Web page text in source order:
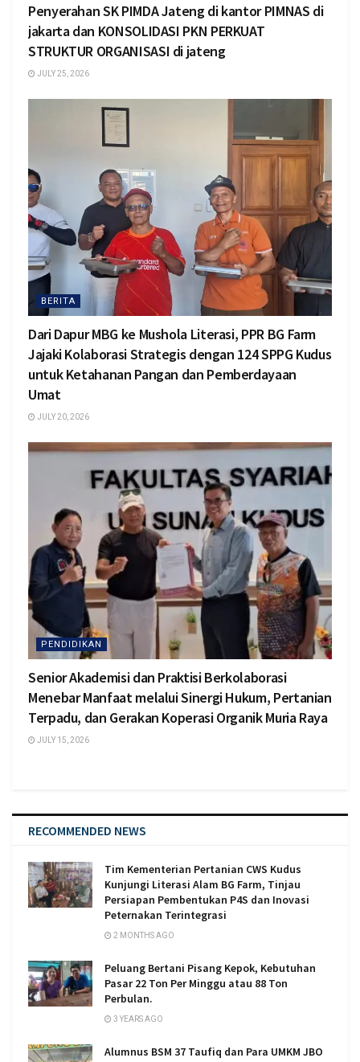
Penyerahan SK PIMDA Jateng di kantor PIMNAS di
jakarta dan KONSOLIDASI PKN PERKUAT
STRUKTUR ORGANISASI di jateng
JULY 25, 2026
BERITA
Dari Dapur MBG ke Mushola Literasi, PPR BG Farm
Jajaki Kolaborasi Strategis dengan 124 SPPG Kudus
untuk Ketahanan Pangan dan Pemberdayaan
Umat
JULY 20, 2026
PENDIDIKAN
Senior Akademisi dan Praktisi Berkolaborasi
Menebar Manfaat melalui Sinergi Hukum, Pertanian
Terpadu, dan Gerakan Koperasi Organik Muria Raya
JULY 15, 2026
RECOMMENDED NEWS
Tim Kementerian Pertanian CWS Kudus
Kunjungi Literasi Alam BG Farm, Tinjau
Persiapan Pembentukan P4S dan Inovasi
Peternakan Terintegrasi
2 MONTHS AGO
Peluang Bertani Pisang Kepok, Kebutuhan
Pasar 22 Ton Per Minggu atau 88 Ton
Perbulan.
3 YEARS AGO
Alumnus BSM 37 Taufiq dan Para UMKM JBO